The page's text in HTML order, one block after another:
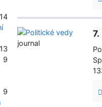
7.
journal
14
13
9
9